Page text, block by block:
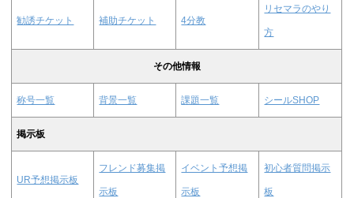
勧誘チケット 補助チケット 4分教
リセマラのやり
方
その他情報
称号一覧 背景一覧 課題一覧 シールSHOP
掲示板
UR予想掲示板
フレンド募集掲
示板
イベント予想掲
示板
初心者質問掲示
板